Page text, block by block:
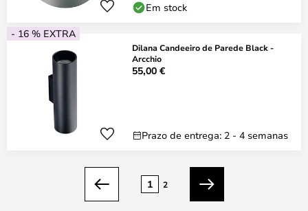
Em stock
- 16 % EXTRA
Dilana Candeeiro de Parede Black -
Arcchio
55,00 €
Prazo de entrega: 2 - 4 semanas
Anterior
1 2
Seguinte